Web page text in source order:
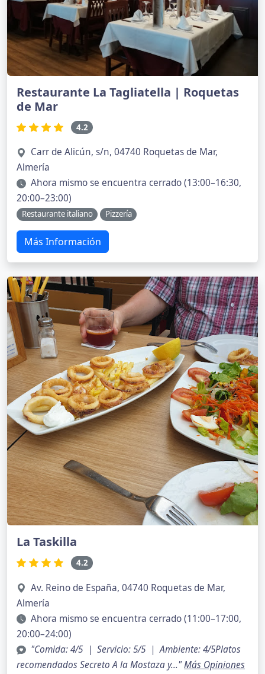
Restaurante La Tagliatella | Roquetas
de Mar
4.2
Carr de Alicún, s/n, 04740 Roquetas de Mar,
Almería
Ahora mismo se encuentra cerrado (13:00–16:30,
20:00–23:00)
Restaurante italiano Pizzería
Más Información
La Taskilla
4.2
Av. Reino de España, 04740 Roquetas de Mar,
Almería
Ahora mismo se encuentra cerrado (11:00–17:00,
20:00–24:00)
"Comida: 4/5 | Servicio: 5/5 | Ambiente: 4/5Platos
recomendados Secreto A la Mostaza y..."Más Opiniones